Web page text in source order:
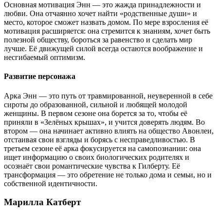
Основная мотивация Энн — это жажда принадлежности и
любви. Она отчаянно хочет найти «родственные души» и
место, которое сможет назвать домом. По мере взросления её
мотивация расширяется: она стремится к знаниям, хочет быть
полезной обществу, бороться за равенство и сделать мир
лучше. Её движущей силой всегда остаются воображение и
несгибаемый оптимизм.
Развитие персонажа
Арка Энн — это путь от травмированной, неуверенной в себе
сироты до образованной, сильной и любящей молодой
женщины. В первом сезоне она борется за то, чтобы её
приняли в «Зелёных крышах», и учится доверять людям. Во
втором — она начинает активно влиять на общество Авонлеи,
отстаивая свои взгляды и борясь с несправедливостью. В
третьем сезоне её арка фокусируется на самопознании: она
ищет информацию о своих биологических родителях и
осознаёт свои романтические чувства к Гилберту. Её
трансформация — это обретение не только дома и семьи, но и
собственной идентичности.
Марилла Катберт